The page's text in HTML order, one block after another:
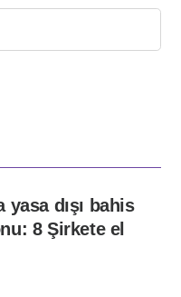
yasa dışı bahis
8 Şirkete el